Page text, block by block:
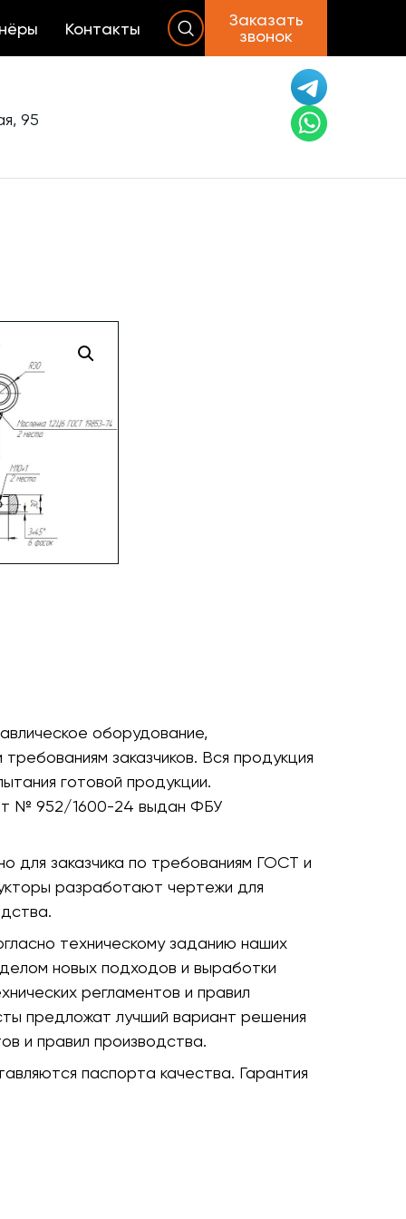
Контакты
Заказать
звонок
95
оборудование,
заказчиков. Вся продукция
готовой продукции.
№ 952/1600-24 выдан ФБУ
для заказчика по требованиям ГОСТ и
разработают чертежи для
техническому заданию наших
новых подходов и выработки
регламентов и правил
предложат лучший вариант решения
и правил производства.
паспорта качества. Гарантия